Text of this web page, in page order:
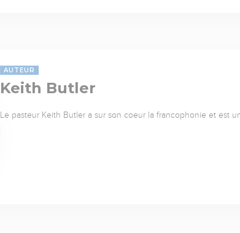
AUTEUR
Keith Butler
Le pasteur Keith Butler a sur son coeur la francophonie et est